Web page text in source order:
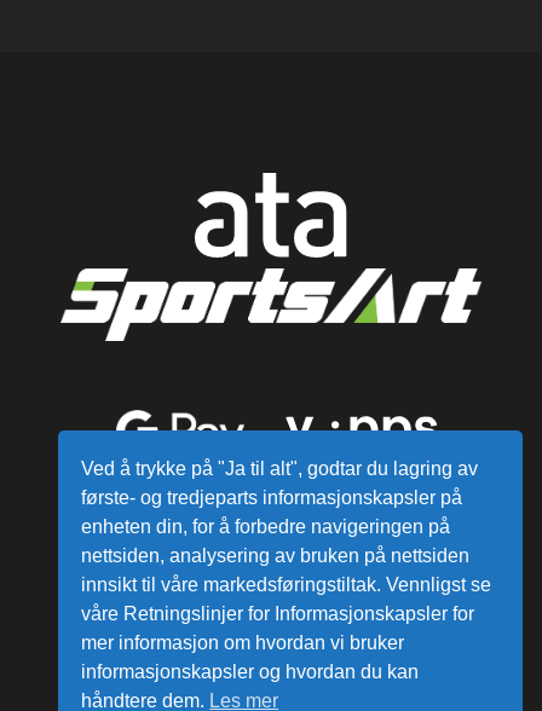
Alle varer sendes fra vårt lager i
Norge
Ved å trykke på "Ja til alt", godtar du lagring av
første- og tredjeparts informasjonskapsler på
enheten din, for å forbedre navigeringen på
nettsiden, analysering av bruken på nettsiden
innsikt til våre markedsføringstiltak. Vennligst se
våre Retningslinjer for Informasjonskapsler for
mer informasjon om hvordan vi bruker
informasjonskapsler og hvordan du kan
håndtere dem. Les mer